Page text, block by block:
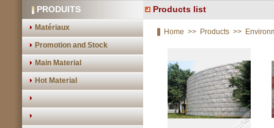
PRODUITS
Matériaux
Promotion and Stock
Main Material
Hot Material
Products list
Home >> Products>>